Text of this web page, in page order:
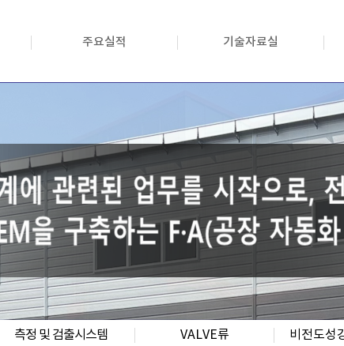
주요실적 기술자료실
측정 및 검출시스템 VALVE류 비전도성